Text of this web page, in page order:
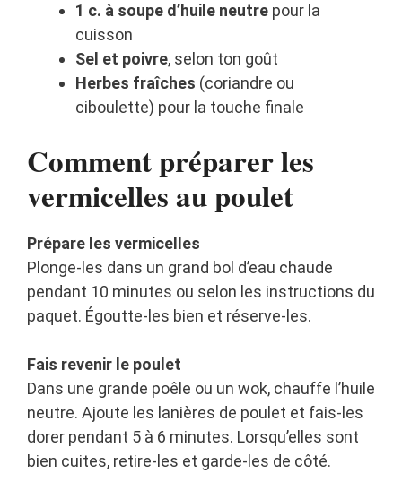
1 c. à soupe d’huile neutre pour la
cuisson
Sel et poivre, selon ton goût
Herbes fraîches (coriandre ou
ciboulette) pour la touche finale
Comment préparer les
vermicelles au poulet
Prépare les vermicelles
Plonge-les dans un grand bol d’eau chaude
pendant 10 minutes ou selon les instructions du
paquet. Égoutte-les bien et réserve-les.
Fais revenir le poulet
Dans une grande poêle ou un wok, chauffe l’huile
neutre. Ajoute les lanières de poulet et fais-les
dorer pendant 5 à 6 minutes. Lorsqu’elles sont
bien cuites, retire-les et garde-les de côté.